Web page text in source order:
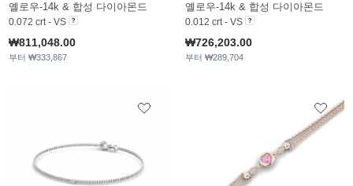
옐로우-14k & 합성 다이아몬드
0.072 crt - VS
₩811,048.00
부터 ₩333,867
옐로우-14k & 합성 다이아몬드
0.012 crt - VS
₩726,203.00
부터 ₩289,704